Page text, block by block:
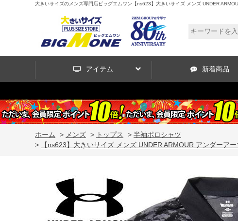
大きいサイズのメンズ専門店ビッグエムワン【ns623】大きいサイズ メンズ UNDER
アイテム 新着商品
ホーム > メンズ > トップス > 半袖ポロシャツ
>
【ns623】大きいサイズ メンズ UNDER ARMOUR アンダーア